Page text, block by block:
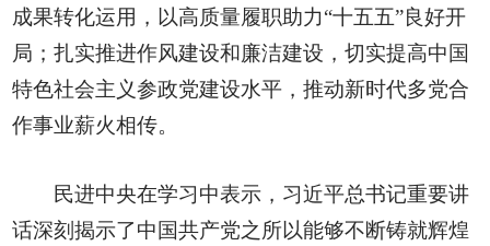
成果转化运用，以高质量履职助力“十五五”良好开
局；扎实推进作风建设和廉洁建设，切实提高中国
特色社会主义参政党建设水平，推动新时代多党合
作事业薪火相传。
民进中央在学习中表示，习近平总书记重要讲
话深刻揭示了中国共产党之所以能够不断铸就辉煌